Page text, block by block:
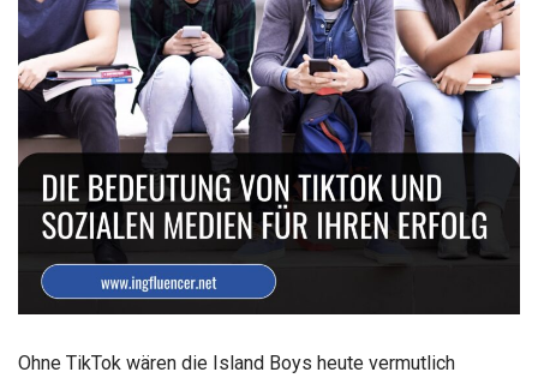
Ohne TikTok wären die Island Boys heute vermutlich